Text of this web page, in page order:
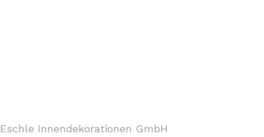
Eschle Innendekorationen GmbH